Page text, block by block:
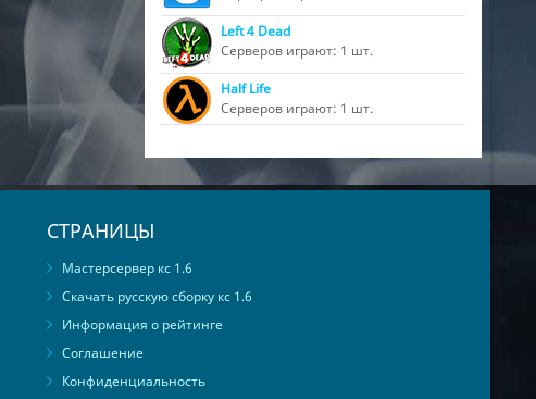
Left 4 Dead
Серверов играют: 1 шт.
Half Life
Серверов играют: 1 шт.
СТРАНИЦЫ
Мастерсервер кс 1.6
Скачать русскую сборку кс 1.6
Информация о рейтинге
Соглашение
Конфиденциальность